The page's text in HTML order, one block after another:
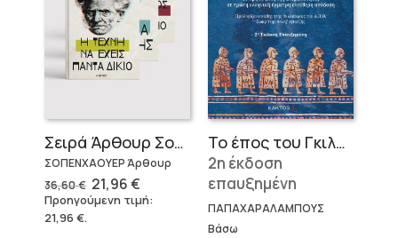
Σειρά Άρθουρ Σοπενχάουερ (3 βιβλία)
ΣΟΠΕΝΧΑΟΥΕΡ Άρθουρ
36,60€ Original
price
was:
21,96€Η
τρέχουσα
τιμή
Προηγούμενη τιμή:
21,96 €.
Το έπος του Γκιλγκαμές
2η έκδοση
επαυξημένη
ΠΑΠΑΧΑΡΑΛΑΜΠΟΥΣ
Βάσω